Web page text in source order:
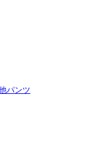
パンツ